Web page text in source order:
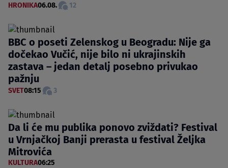
HRONIKA06.08. 12
BBC o poseti Zelenskog u Beogradu: Nije ga
dočekao Vučić, nije bilo ni ukrajinskih
zastava – jedan detalj posebno privukao
pažnju
SVET08:15 3
Da li će mu publika ponovo zviždati? Festival
u Vrnjačkoj Banji prerasta u festival Željka
Mitrovića
KULTURA06:25